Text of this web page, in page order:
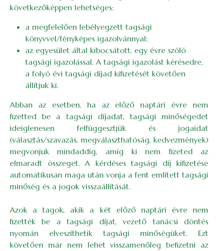
következőképpen lehetséges:
a megfelelően lebélyegzett tagsági
könyvvel/fényképes igazolvánnyal;
az egyesület által kibocsátott, egy évre szóló
tagsági igazolással. A tagsági igazolást kérésedre,
a folyó évi tagsági díjad kifizetését követően
állítjuk ki.
Abban az esetben, ha az előző naptári évre nem
fizetted be a tagsági díjadat, tagsági minőségedet
ideiglenesen felfüggesztjük és jogaidat
(választás/szavazás, megválaszthatóság, kedvezmények)
megvonjuk mindaddig, amíg ki nem fizeted az
elmaradt összeget. A kérdéses tagsági díj kifizetése
automatikusan maga után vonja a fent említett tagsági
minőség és a jogok visszaállítását.
Azok a tagok, akik a két előző naptári évre nem
fizették be a tagsági díjat, vezető tanácsi döntés
nyomán elveszíthetik tagsági minőségüket. Ezt
követően már nem lehet visszamenőleg befizetni az